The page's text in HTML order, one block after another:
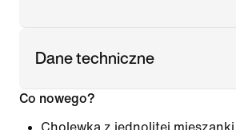
Dane techniczne
Co nowego?
Cholewka z jednolitej